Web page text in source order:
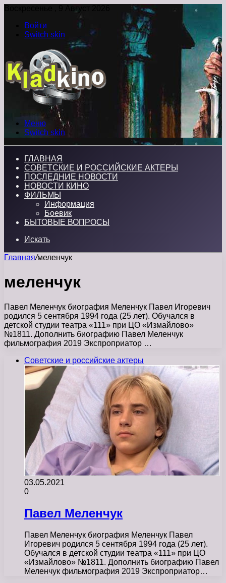
Воскресенье , 9 Август 2026
Войти
Switch skin
Меню
Switch skin
ГЛАВНАЯ
СОВЕТСКИЕ И РОССИЙСКИЕ АКТЕРЫ
ПОСЛЕДНИЕ НОВОСТИ
НОВОСТИ КИНО
ФИЛЬМЫ
Информация
Боевик
БЫТОВЫЕ ВОПРОСЫ
Искать
Главная/меленчук
меленчук
Павел Меленчук биография Меленчук Павел Игоревич
родился 5 сентября 1994 года (25 лет). Обучался в
детской студии театра «111» при ЦО «Измайлово»
№1811. Дополнить биографию Павел Меленчук
фильмография 2019 Экспроприатор …
Советские и российские актеры
03.05.2021
0
Павел Меленчук
Павел Меленчук биография Меленчук Павел
Игоревич родился 5 сентября 1994 года (25 лет).
Обучался в детской студии театра «111» при ЦО
«Измайлово» №1811. Дополнить биографию Павел
Меленчук фильмография 2019 Экспроприатор…